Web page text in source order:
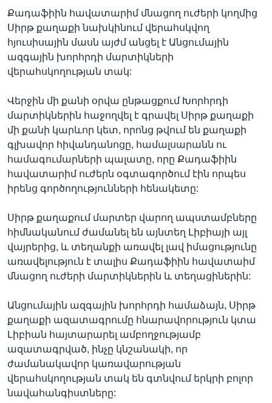
Քադաֆիին հավատարիմ մնացող ուժերի կողմից
Սիրթ քաղաքի նախկինում վերահսկվող
հյուսիսային մասն այժմ անցել է Անցումային
ազգային խորհրդի մարտիկների
վերահսկողության տակ:
Վերջին մի քանի օրվա ընթացքում Խորհրդի
մարտիկներին հաջողվել է գրավել Սիրթ քաղաքի
մի քանի կարևոր կետ, որոնց թվում են քաղաքի
գլխավոր հիվանդանոցը, համալսարանն ու
համագումարների պալատը, որը Քադաֆիին
հավատարիմ ուժերն օգտագործում էին որպես
իրենց գործողությունների հենակետը:
Սիրթ քաղաքում մարտեր վարող ապստամբները
հիմնականում ժամանել են այնտեղ Լիբիայի այլ
վայրերից, և տեղանքի առավել լավ իմացությունը
առավելություն է տալիս Քադաֆիին հավատաիմ
մնացող ուժերի մարտիկներին և տեղացիներին:
Անցումային ազգային խորհրդի համաձայն, Սիրթ
քաղաքի ազատագրումը հնարավորություն կտա
Լիբիան հայտարարել ամբողջությամբ
ազատագրված, ինչը կնշանակի, որ
ժամանակավոր կառավարության
վերահսկողության տակ են գտնվում երկրի բոլոր
նավահանգիստները: